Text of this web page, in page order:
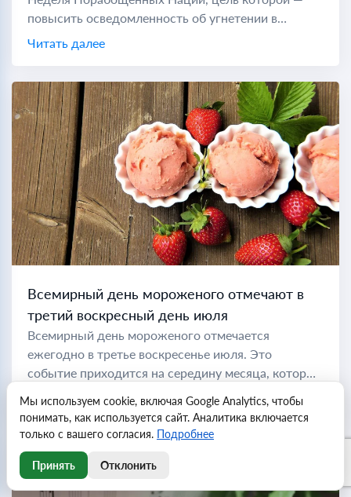
повысить осведомленность об угнетении в
коммунистических странах по всему миру. Во
время холодной войны "порабощенной нацией"
Читать далее
Всемирный день мороженого отмечают в
третий воскресный день июля
Всемирный день мороженого отмечается
ежегодно в третье воскресенье июля. Это
событие приходится на середину месяца, который
мороженого, позволяя любителям этого десерта
отмечать его на протяжении всего...
Читать далее
Мы используем cookie, включая Google Analytics, чтобы
понимать, как используется сайт. Аналитика включается
только с вашего согласия. Подробнее
Принять Отклонить